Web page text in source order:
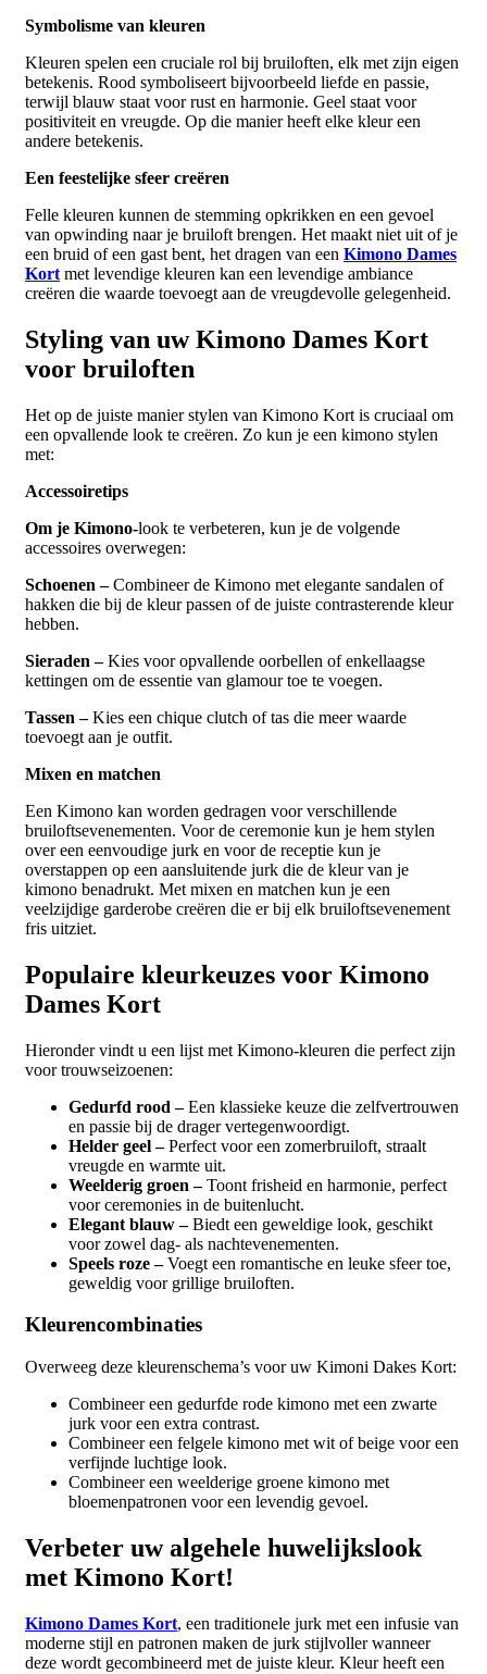
Symbolisme van kleuren
Kleuren spelen een cruciale rol bij bruiloften, elk met zijn eigen
betekenis. Rood symboliseert bijvoorbeeld liefde en passie,
terwijl blauw staat voor rust en harmonie. Geel staat voor
positiviteit en vreugde. Op die manier heeft elke kleur een
andere betekenis.
Een feestelijke sfeer creëren
Felle kleuren kunnen de stemming opkrikken en een gevoel
van opwinding naar je bruiloft brengen. Het maakt niet uit of je
een bruid of een gast bent, het dragen van een Kimono Dames
Kort met levendige kleuren kan een levendige ambiance
creëren die waarde toevoegt aan de vreugdevolle gelegenheid.
Styling van uw Kimono Dames Kort
voor bruiloften
Het op de juiste manier stylen van Kimono Kort is cruciaal om
een ​​opvallende look te creëren. Zo kun je een kimono stylen
met:
Accessoiretips
Om je Kimono-look te verbeteren, kun je de volgende
accessoires overwegen:
Schoenen –Combineer de Kimono met elegante sandalen of
hakken die bij de kleur passen of de juiste contrasterende kleur
hebben.
Sieraden –Kies voor opvallende oorbellen of enkellaagse
kettingen om de essentie van glamour toe te voegen.
Tassen –Kies een chique clutch of tas die meer waarde
toevoegt aan je outfit.
Mixen en matchen
Een Kimono kan worden gedragen voor verschillende
bruiloftsevenementen. Voor de ceremonie kun je hem stylen
over een eenvoudige jurk en voor de receptie kun je
overstappen op een aansluitende jurk die de kleur van je
kimono benadrukt. Met mixen en matchen kun je een
veelzijdige garderobe creëren die er bij elk bruiloftsevenement
fris uitziet.
Populaire kleurkeuzes voor Kimono
Dames Kort
Hieronder vindt u een lijst met Kimono-kleuren die perfect zijn
voor trouwseizoenen:
Gedurfd rood –Een klassieke keuze die zelfvertrouwen
en passie bij de drager vertegenwoordigt.
Helder geel –Perfect voor een zomerbruiloft, straalt
vreugde en warmte uit.
Weelderig groen –Toont frisheid en harmonie, perfect
voor ceremonies in de buitenlucht.
Elegant blauw –Biedt een geweldige look, geschikt
voor zowel dag- als nachtevenementen.
Speels roze –Voegt een romantische en leuke sfeer toe,
geweldig voor grillige bruiloften.
Kleurencombinaties
Overweeg deze kleurenschema’s voor uw Kimoni Dakes Kort:
Combineer een gedurfde rode kimono met een zwarte
jurk voor een extra contrast.
Combineer een felgele kimono met wit of beige voor een
verfijnde luchtige look.
Combineer een weelderige groene kimono met
bloemenpatronen voor een levendig gevoel.
Verbeter uw algehele huwelijkslook
met Kimono Kort!
Kimono Dames Kort, een traditionele jurk met een infusie van
moderne stijl en patronen maken de jurk stijlvoller wanneer
deze wordt gecombineerd met de juiste kleur. Kleur heeft een